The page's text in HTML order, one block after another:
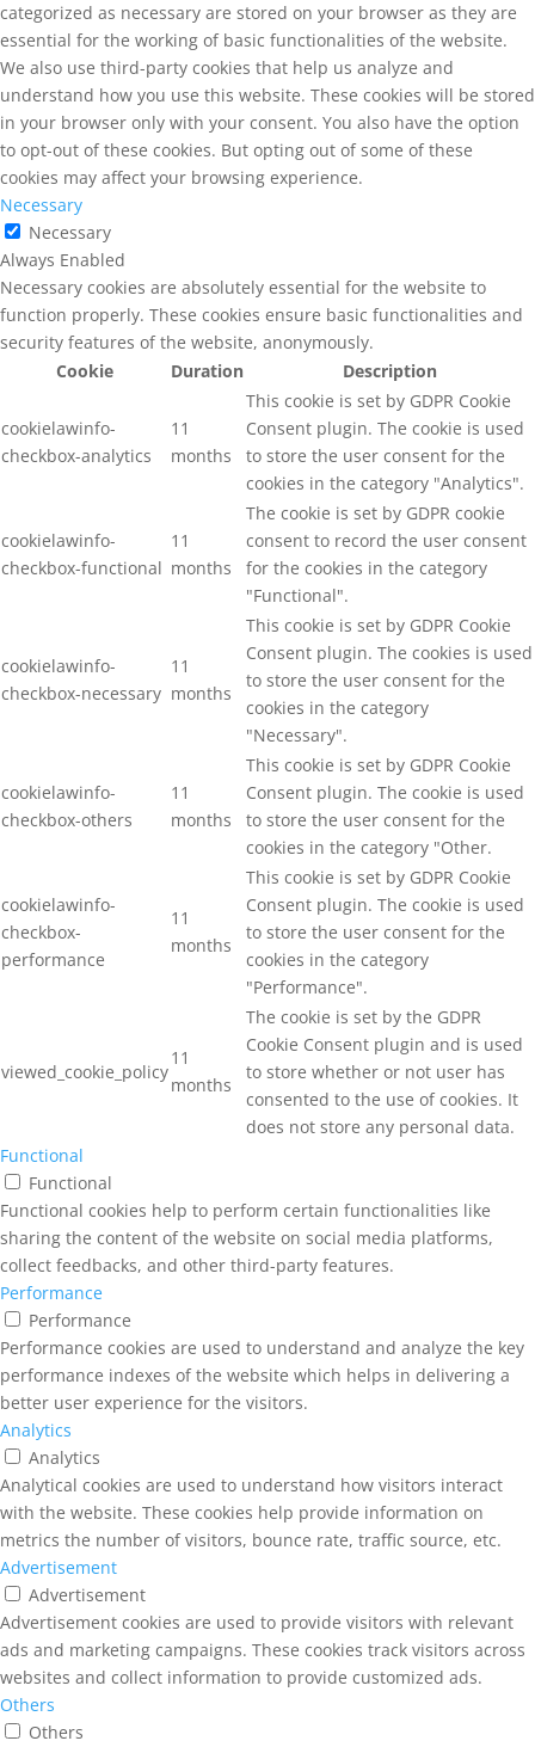
categorized as necessary are stored on your browser as they are
essential for the working of basic functionalities of the website.
We also use third-party cookies that help us analyze and
understand how you use this website. These cookies will be stored
in your browser only with your consent. You also have the option
to opt-out of these cookies. But opting out of some of these
cookies may affect your browsing experience.
Necessary
Necessary
Always Enabled
Necessary cookies are absolutely essential for the website to
function properly. These cookies ensure basic functionalities and
security features of the website, anonymously.
Cookie
Duration Description
cookielawinfo-
checkbox-analytics
11
months
This cookie is set by GDPR Cookie
Consent plugin. The cookie is used
to store the user consent for the
cookies in the category "Analytics".
cookielawinfo-
checkbox-functional
11
months
The cookie is set by GDPR cookie
consent to record the user consent
for the cookies in the category
"Functional".
cookielawinfo-
checkbox-necessary
11
months
This cookie is set by GDPR Cookie
Consent plugin. The cookies is used
to store the user consent for the
cookies in the category
"Necessary".
cookielawinfo-
checkbox-others
11
months
This cookie is set by GDPR Cookie
Consent plugin. The cookie is used
to store the user consent for the
cookies in the category "Other.
cookielawinfo-
checkbox-
performance
11
months
This cookie is set by GDPR Cookie
Consent plugin. The cookie is used
to store the user consent for the
cookies in the category
"Performance".
viewed_cookie_policy
11
months
The cookie is set by the GDPR
Cookie Consent plugin and is used
to store whether or not user has
consented to the use of cookies. It
does not store any personal data.
Functional
Functional
Functional cookies help to perform certain functionalities like
sharing the content of the website on social media platforms,
collect feedbacks, and other third-party features.
Performance
Performance
Performance cookies are used to understand and analyze the key
performance indexes of the website which helps in delivering a
better user experience for the visitors.
Analytics
Analytics
Analytical cookies are used to understand how visitors interact
with the website. These cookies help provide information on
metrics the number of visitors, bounce rate, traffic source, etc.
Advertisement
Advertisement
Advertisement cookies are used to provide visitors with relevant
ads and marketing campaigns. These cookies track visitors across
websites and collect information to provide customized ads.
Others
Others